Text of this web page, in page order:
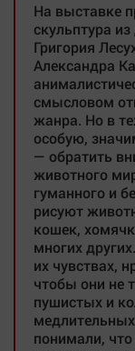
На выставке
скульптура
Григория
Александра
смысловом
жанра. Но в
особую,
— обратить
животного
гуманного и
рисуют
кошек,
многих
их чувствах,
чтобы они не
пушистых и
понимали,